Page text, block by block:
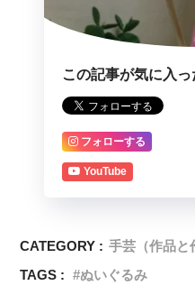
この記事が気に入
フォローする
YouTube
CATEGORY : 手芸（作品と
TAGS :
ぬいぐるみ